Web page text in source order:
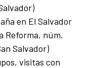
en El Salvador
Reforma, núm.
Salvador)
visitas con